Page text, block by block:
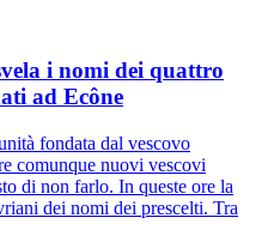
i nomi dei quattro
ad Ecône
fondata dal vescovo
comunque nuovi vescovi
di non farlo. In queste ore la
dei nomi dei prescelti. Tra